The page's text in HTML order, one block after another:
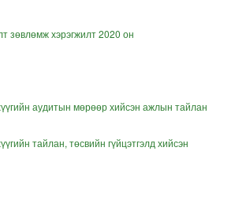
зөвлөмж хэрэгжилт 2020 он
аудитын мөрөөр хийсэн ажлын тайлан
тайлан, төсвийн гүйцэтгэлд хийсэн